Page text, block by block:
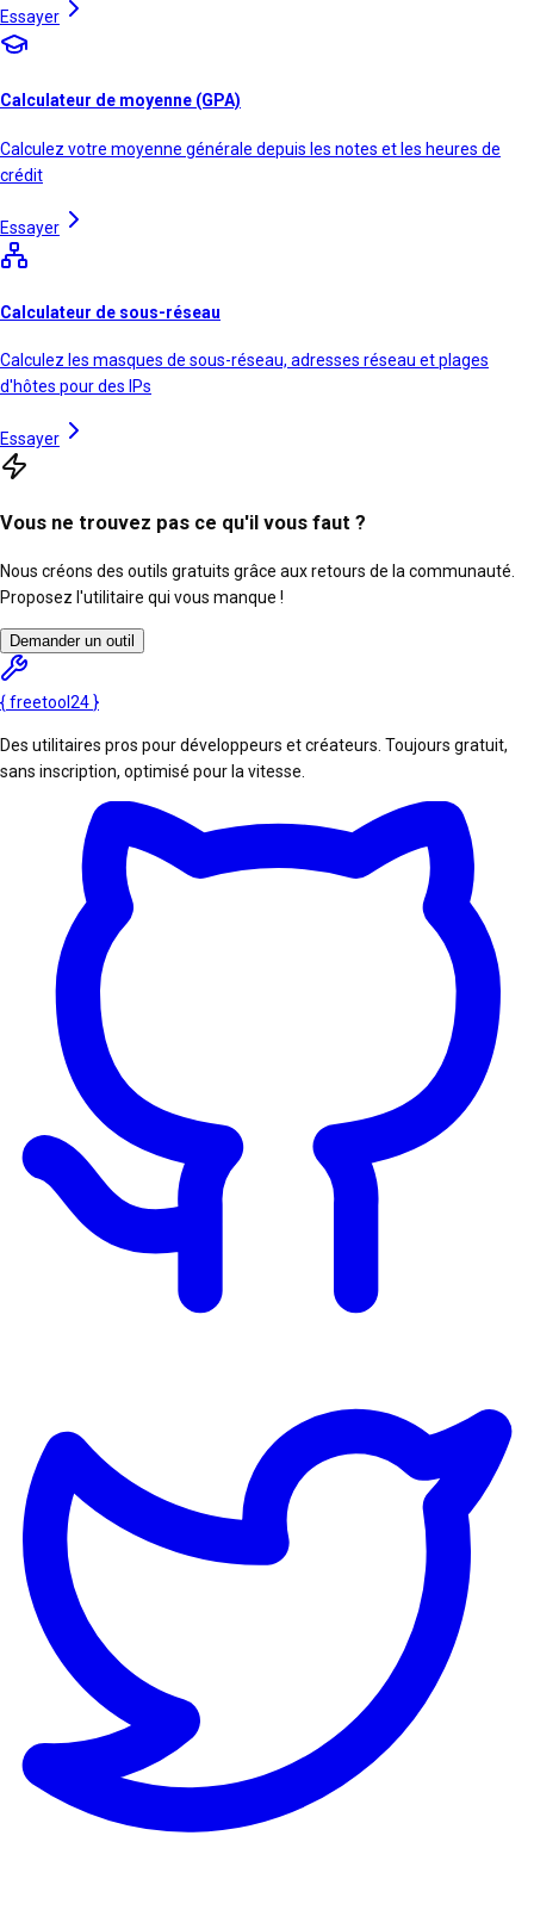
Essayer
Calculateur de moyenne (GPA)
Calculez votre moyenne générale depuis les notes et les heures de
crédit
Essayer
Calculateur de sous-réseau
Calculez les masques de sous-réseau, adresses réseau et plages
d'hôtes pour des IPs
Essayer
Vous ne trouvez pas ce qu'il vous faut ?
Nous créons des outils gratuits grâce aux retours de la communauté.
Proposez l'utilitaire qui vous manque !
Demander un outil
{freetool 24 }
Des utilitaires pros pour développeurs et créateurs. Toujours gratuit,
sans inscription, optimisé pour la vitesse.